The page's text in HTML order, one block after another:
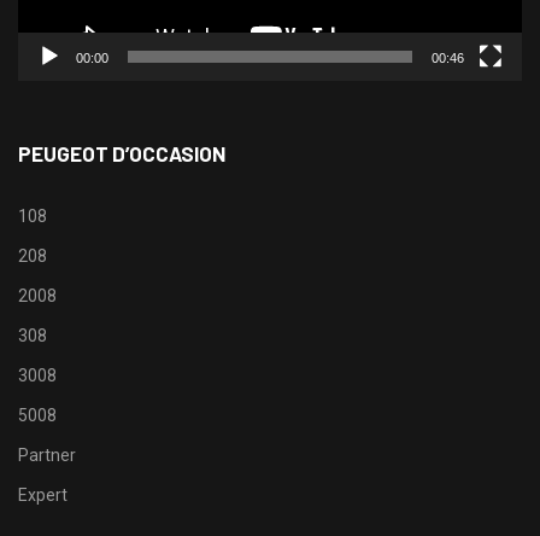
00:00 00:46
PEUGEOT D’OCCASION
108
208
2008
308
3008
5008
Partner
Expert